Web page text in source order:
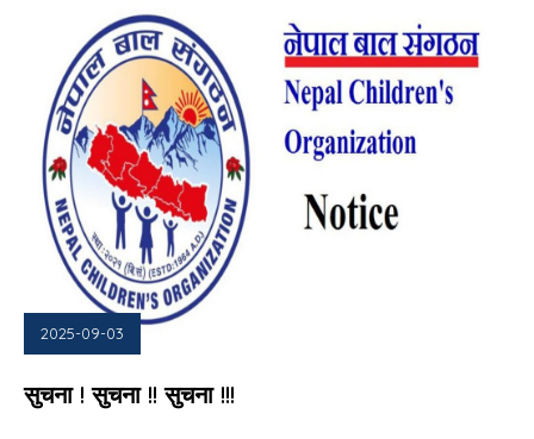
2025-09-03
सुचना ! सुचना !! सुचना !!!